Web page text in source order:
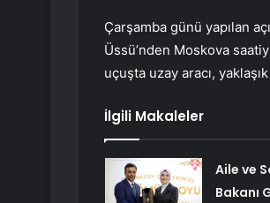
Çarşamba günü yapılan
Üssü’nden Moskova
uçuşta uzay aracı,
İlgili Makaleler
Aile ve
Bakanı